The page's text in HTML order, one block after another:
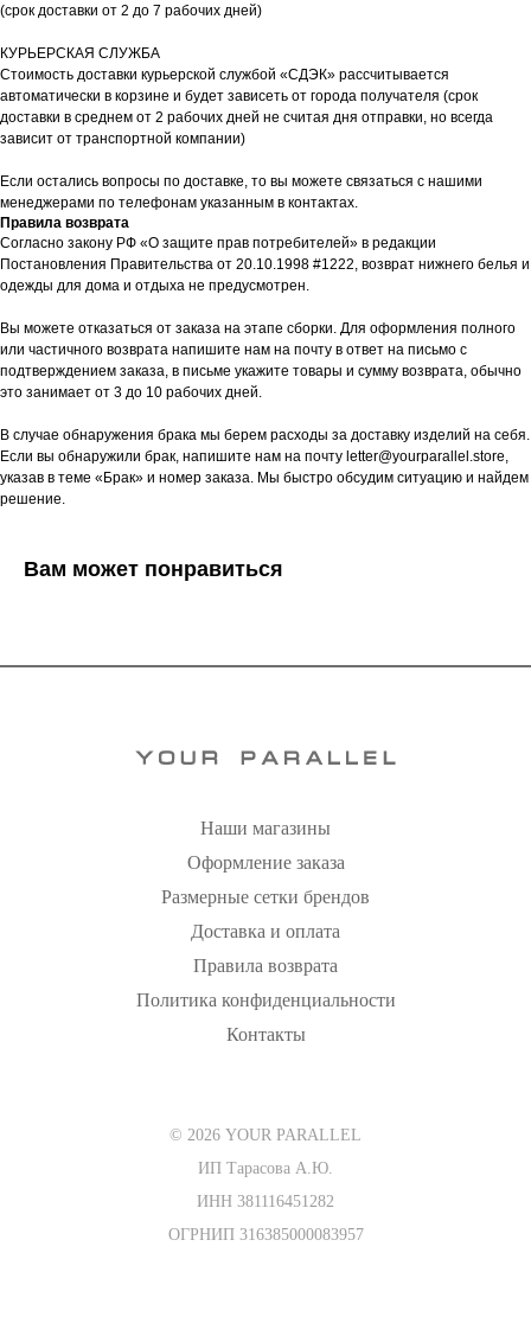
(срок доставки от 2 до 7 рабочих дней)
КУРЬЕРСКАЯ СЛУЖБА
Стоимость доставки курьерской службой «СДЭК» рассчитывается
автоматически в корзине и будет зависеть от города получателя (срок
доставки в среднем от 2 рабочих дней не считая дня отправки, но всегда
зависит от транспортной компании)
Если остались вопросы по доставке, то вы можете связаться с нашими
менеджерами по телефонам указанным в контактах.
Правила возврата
Согласно закону РФ «О защите прав потребителей» в редакции
Постановления Правительства от 20.10.1998 #1222, возврат нижнего белья и
одежды для дома и отдыха не предусмотрен.
Вы можете отказаться от заказа на этапе сборки. Для оформления полного
или частичного возврата напишите нам на почту в ответ на письмо с
подтверждением заказа, в письме укажите товары и сумму возврата, обычно
это занимает от 3 до 10 рабочих дней.
В случае обнаружения брака мы берем расходы за доставку изделий на себя.
Если вы обнаружили брак, напишите нам на почту letter@yourparallel.store,
указав в теме «Брак» и номер заказа. Мы быстро обсудим ситуацию и найдем
решение.
Вам может понравиться
Наши магазины
Оформление заказа
Размерные сетки брендов
Доставка и оплата
Правила возврата
Политика конфиденциальности
Контакты
© 2026 YOUR PARALLEL
ИП Тарасова А.Ю.
ИНН 381116451282
ОГРНИП 316385000083957